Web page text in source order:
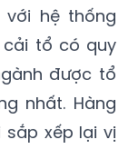
hệ thống
cải tổ có quy
được tổ
nhất. Hàng
xếp lại vị